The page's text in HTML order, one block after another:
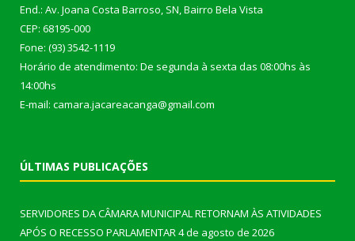
End.: Av. Joana Costa Barroso, SN, Bairro Bela Vista
CEP: 68195-000
Fone: (93) 3542-1119
Horário de atendimento: De segunda à sexta das 08:00hs às
14:00hs
E-mail: camara.jacareacanga@gmail.com
ÚLTIMAS PUBLICAÇÕES
SERVIDORES DA CÂMARA MUNICIPAL RETORNAM ÀS ATIVIDADES
APÓS O RECESSO PARLAMENTAR4 de agosto de 2026